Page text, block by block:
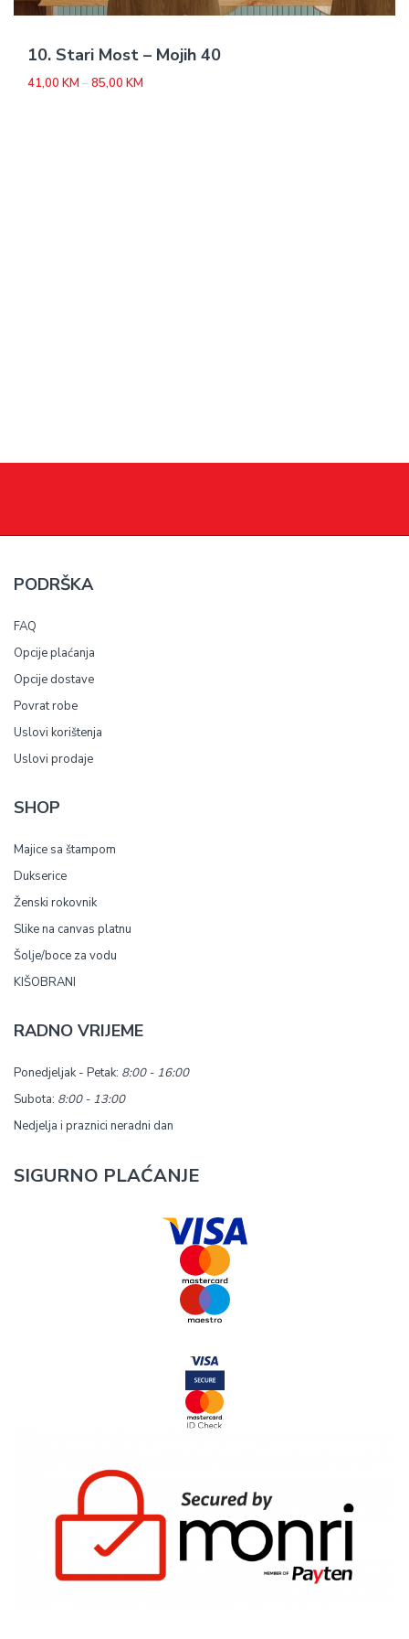
10. Stari Most – Mojih 40
41,00 KM –85,00 KM
PODRŠKA
FAQ
Opcije plaćanja
Opcije dostave
Povrat robe
Uslovi korištenja
Uslovi prodaje
SHOP
Majice sa štampom
Dukserice
Ženski rokovnik
Slike na canvas platnu
Šolje/boce za vodu
KIŠOBRANI
RADNO VRIJEME
Ponedjeljak - Petak: 8:00 - 16:00
Subota: 8:00 - 13:00
Nedjelja i praznici neradni dan
SIGURNO PLAĆANJE